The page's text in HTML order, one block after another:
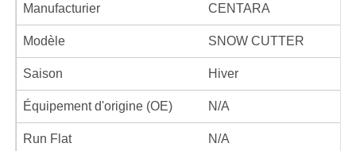
Manufacturier CENTARA
Modèle SNOW CUTTER
Saison Hiver
Équipement d'origine (OE) N/A
Run Flat N/A